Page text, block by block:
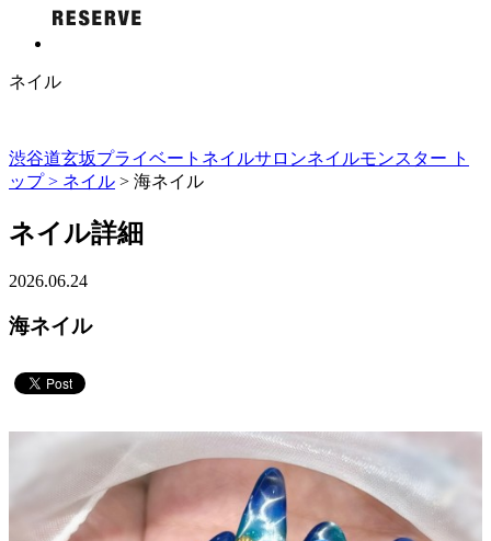
ネイル
渋谷道玄坂プライベートネイルサロンネイルモンスター ト
ップ > ネイル > 海ネイル
ネイル詳細
2026.06.24
海ネイル